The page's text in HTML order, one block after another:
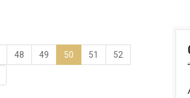
48 49 50 51 52